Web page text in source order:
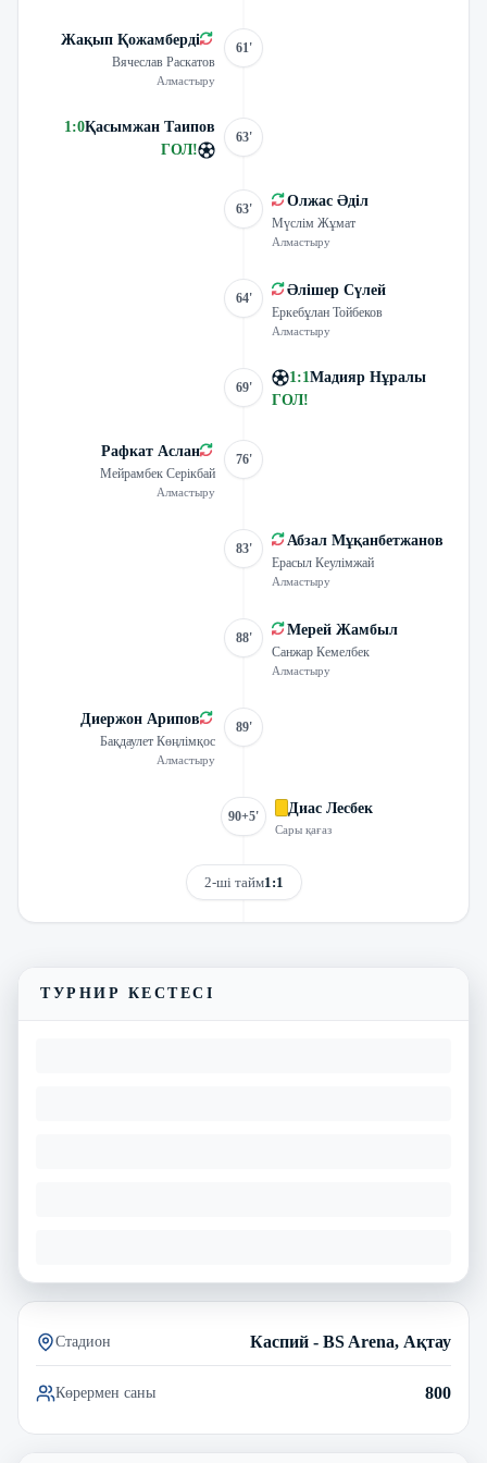
Жақып Қожамберді
Вячеслав Раскатов
Алмастыру
61'
1:0Қасымжан Таипов
ГОЛ!
63'
63' Олжас Әділ
Мүслім Жұмат
Алмастыру
64' Әлішер Сүлей
Еркебұлан Тойбеков
Алмастыру
69'
1:1Мадияр Нұралы
ГОЛ!
Рафкат Аслан
Мейрамбек Серікбай
Алмастыру
76'
83' Абзал Мұқанбетжанов
Ерасыл Кеулімжай
Алмастыру
88' Мерей Жамбыл
Санжар Кемелбек
Алмастыру
Диержон Арипов
Бақдаулет Көңлімқос
Алмастыру
89'
90+5' Диас Лесбек
Сары қағаз
2-ші тайм1:1
ТУРНИР КЕСТЕСІ
Стадион Каспий - BS Arena, Ақтау
Көрермен саны 800